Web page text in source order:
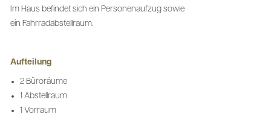
Im Haus befindet sich ein Personenaufzug sowie
ein Fahrradabstellraum.
Aufteilung
2 Büroräume
1 Abstellraum
1 Vorraum